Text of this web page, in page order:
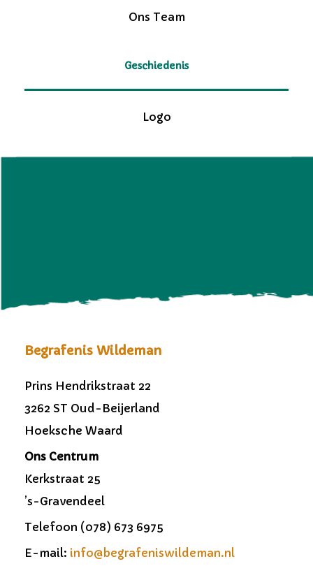
Ons Team
Geschiedenis
Logo
Begrafenis Wildeman
Prins Hendrikstraat 22
3262 ST Oud-Beijerland
Hoeksche Waard
Ons Centrum
Kerkstraat 25
’s-Gravendeel
Telefoon (078) 673 6975
E-mail: info@begrafeniswildeman.nl